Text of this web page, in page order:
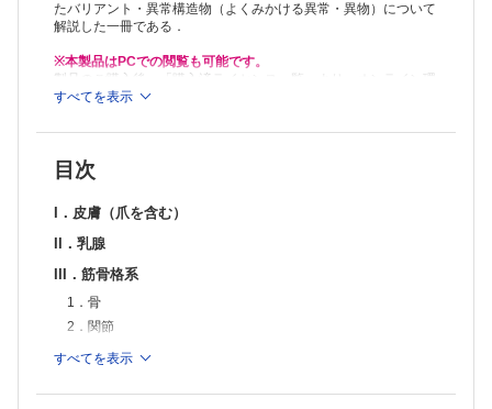
たバリアント・異常構造物（よくみかける異常・異物）について
解説した一冊である．
※本製品はPCでの閲覧も可能です。
製品のご購入後、「購入済ライセンス一覧」より、オンライン環
境で閲覧可能なPDF版をご覧いただけます。詳細は
推奨ブラウザ： Firefox 最新版 / Google Chrome 最新版 / Safari
すべてを表示
目次
I．皮膚（爪を含む）
II．乳腺
III．筋骨格系
1．骨
2．関節
3．軟部結合組織
5．脈管（血管・リンパ管）
すべてを表示